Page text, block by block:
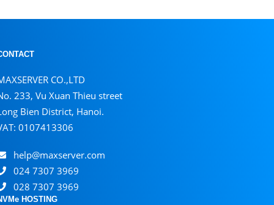
CO.,LTD
233, Vu Xuan Thieu street
Bien District, Hanoi.
0107413306
help@maxserver.com
024 7307 3969
028 7307 3969
HOSTING